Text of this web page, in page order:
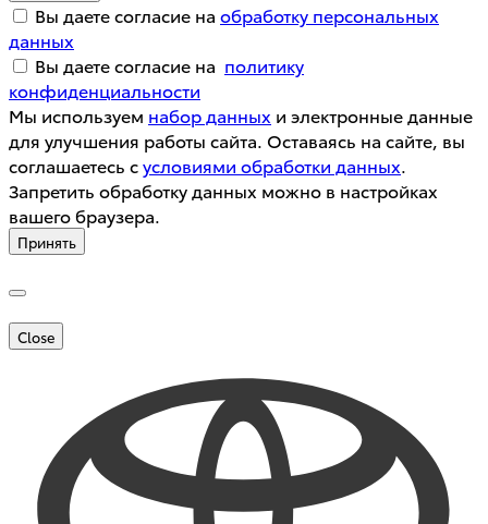
Вы даете согласие на обработку персональных
данных
Вы даете согласие на политику
конфиденциальности
Мы используем набор данных и электронные данные
для улучшения работы сайта. Оставаясь на сайте, вы
соглашаетесь сусловиями обработки данных.
Запретить обработку данных можно в настройках
вашего браузера.
Принять
Close